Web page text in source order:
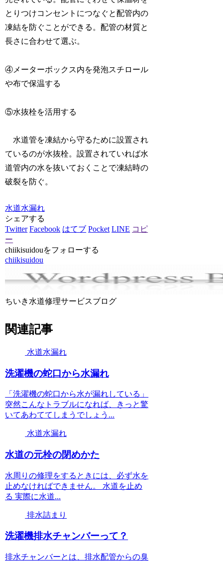
とりつけコンセントにつなぐと配管内の
凍結を防ぐことができる。配管の材質と
長さに合わせて選ぶ。
④メーターボックス内を発泡スチロール
や布で保温する
⑤水抜栓を活用する
水道管を凍結から守るために設置され
ているのが水抜栓。設置されていれば水
道管内の水を抜いておくことで凍結時の
破裂を防ぐ。
水道水漏れ
シェアする
Twitter Facebook はてブ Pocket LINE コピ
ー
chiikisuidouをフォローする
chiikisuidou
ちいき水道修理サービスブログ
関連記事
水道水漏れ
洗濯機の蛇口から水漏れ
「洗濯機の蛇口から水が漏れしている」
突然こんなトラブルになれば、きっと驚
いてあわててしまうでしょう...
水道水漏れ
水道の元栓の閉めかた
水周りの修理をするときには、必ず水を
止めなければできません。 水道を止め
る 実際に水道...
排水詰まり
洗濯機排水チャンバーって？
排水チャンバーとは、排水配管からの臭